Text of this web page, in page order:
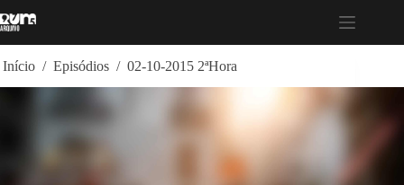
para
Início / Episódios / 02-10-2015 2ªHora